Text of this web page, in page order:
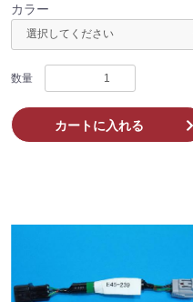
カラー
数量
カートに入れる